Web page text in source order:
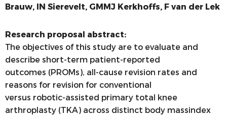
Brauw, IN Sierevelt, GMMJ Kerkhoffs, F van der Lek
Research proposal abstract:
The objectives of this study are to evaluate and
describe short-term patient-reported
outcomes (PROMs), all-cause revision rates and
reasons for revision for conventional
versus robotic-assisted primary total knee
arthroplasty (TKA) across distinct body massindex